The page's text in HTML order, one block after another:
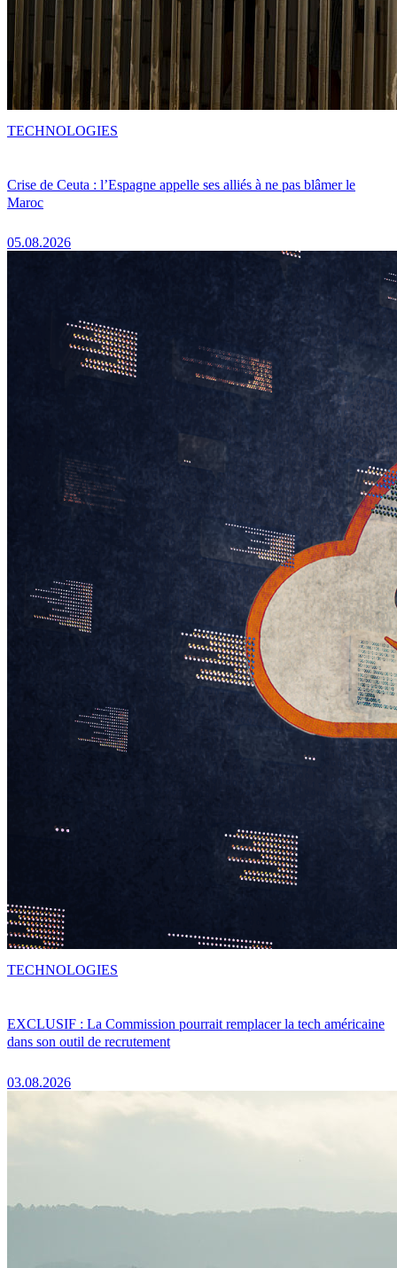
Crise de Ceuta : l’Espagne appelle ses alliés à ne pas blâmer le
Maroc
05.08.2026
TECHNOLOGIES
EXCLUSIF : La Commission pourrait remplacer la tech américaine
dans son outil de recrutement
03.08.2026
TECHNOLOGIES